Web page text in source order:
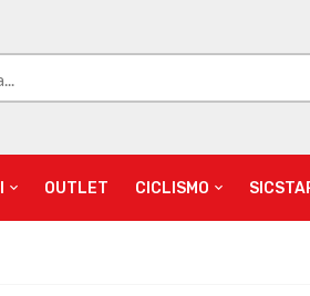
OUTLET CICLISMO